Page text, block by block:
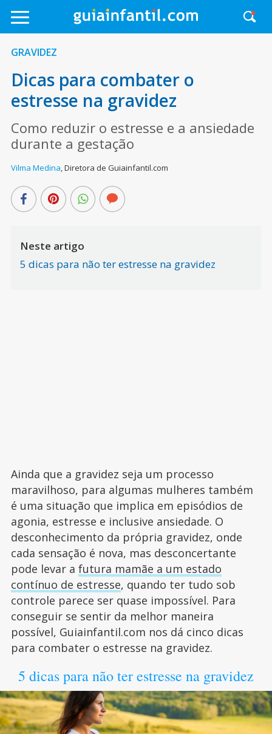
GRAVIDEZ
Dicas para combater o
estresse na gravidez
Como reduzir o estresse e a ansiedade
durante a gestação
Vilma Medina,Diretora de Guiainfantil.com
Neste artigo
5 dicas para não ter estresse na gravidez
Ainda que a gravidez seja um processo
maravilhoso, para algumas mulheres também
é uma situação que implica em episódios de
agonia, estresse e inclusive ansiedade. O
desconhecimento da própria gravidez, onde
cada sensação é nova, mas desconcertante
pode levar a futura mamãe a um estado
contínuo de estresse, quando ter tudo sob
controle parece ser quase impossível. Para
conseguir se sentir da melhor maneira
possível, Guiainfantil.com nos dá cinco dicas
para combater o estresse na gravidez.
5 dicas para não ter estresse na gravidez